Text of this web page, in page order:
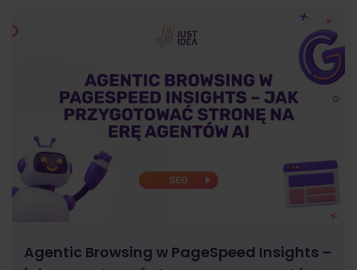
Agentic Browsing w PageSpeed Insights –